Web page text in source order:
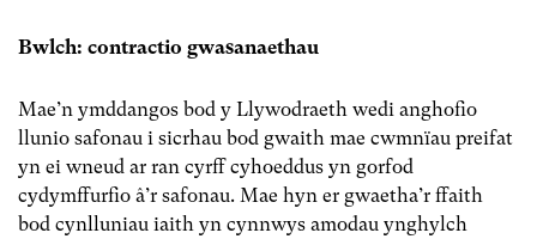
Bwlch: contractio gwasanaethau
Mae’n ymddangos bod y Llywodraeth wedi anghofio
llunio safonau i sicrhau bod gwaith mae cwmnïau preifat
yn ei wneud ar ran cyrff cyhoeddus yn gorfod
cydymffurfio â’r safonau. Mae hyn er gwaetha’r ffaith
bod cynlluniau iaith yn cynnwys amodau ynghylch